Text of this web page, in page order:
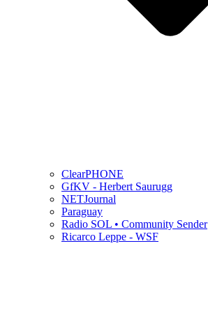
ClearPHONE
GfKV - Herbert Saurugg
NETJournal
Paraguay
Radio SOL • Community Sender
Ricarco Leppe - WSF